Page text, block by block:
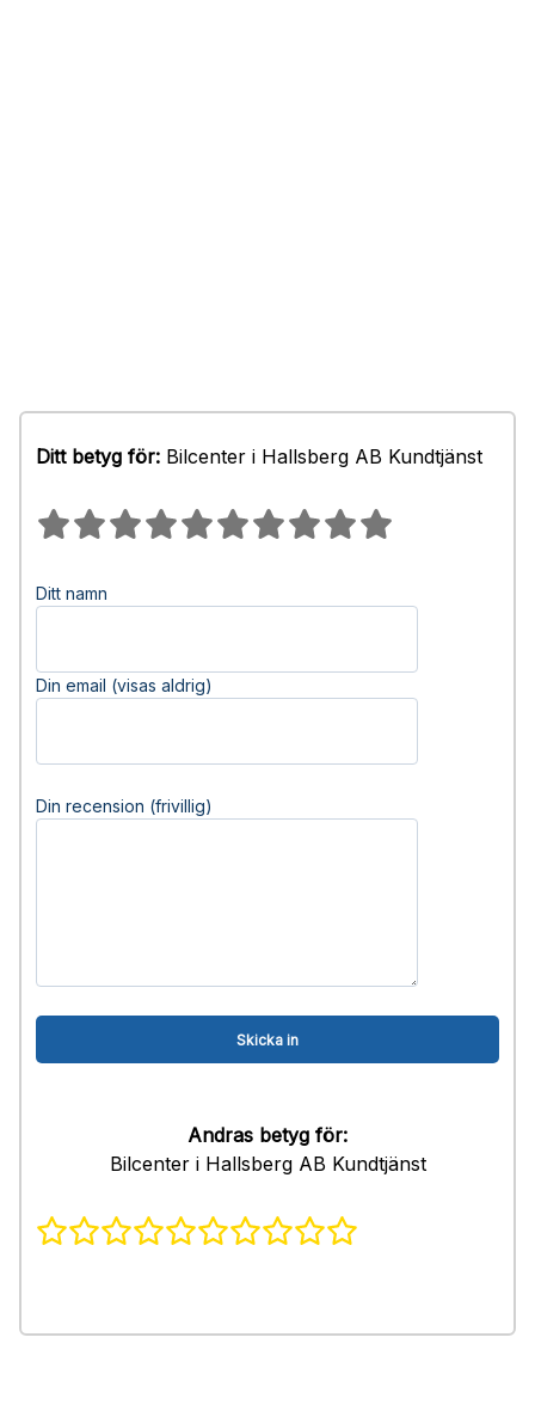
Ditt betyg för: Bilcenter i Hallsberg AB Kundtjänst
Ditt namn
Din email (visas aldrig)
Din recension (frivillig)
Andras betyg för:
Bilcenter i Hallsberg AB Kundtjänst